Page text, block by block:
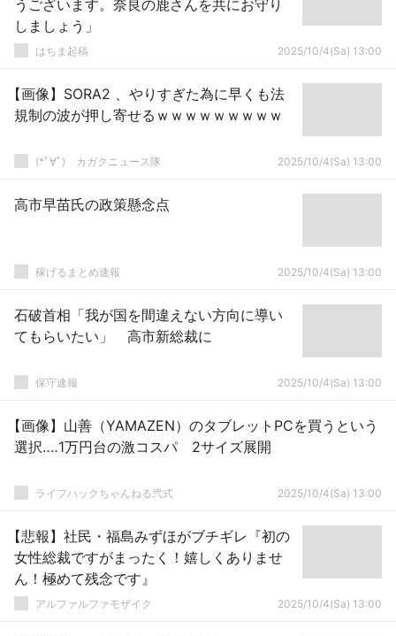
うございます。奈良の鹿さんを共にお守り
しましょう」
はちま起稿 2025/10/4(Sa) 13:00
【画像】SORA2 、やりすぎた為に早くも法
規制の波が押し寄せるｗｗｗｗｗｗｗｗｗ
(*ﾟ∀ﾟ)ゞカガクニュース隊 2025/10/4(Sa) 13:00
高市早苗氏の政策懸念点
稼げるまとめ速報 2025/10/4(Sa) 13:00
石破首相「我が国を間違えない方向に導い
てもらいたい」 高市新総裁に
保守速報 2025/10/4(Sa) 13:00
【画像】山善（YAMAZEN）のタブレットPCを買うという
選択‥‥1万円台の激コスパ 2サイズ展開
ライフハックちゃんねる弐式 2025/10/4(Sa) 13:00
【悲報】社民・福島みずほがブチギレ『初の
女性総裁ですがまったく！嬉しくありませ
ん！極めて残念です』
アルファルファモザイク 2025/10/4(Sa) 13:00